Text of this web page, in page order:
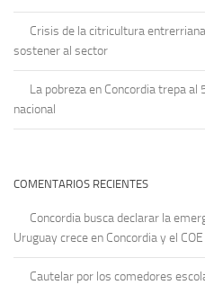
Crisis de la citricultura
sostener al sector
La pobreza en Concordia trepa al
nacional
COMENTARIOS RECIENTES
Concordia busca declarar la
Uruguay crece en Concordia y el
Cautelar por los comedores